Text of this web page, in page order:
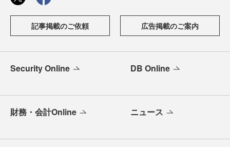
記事掲載のご依頼 広告掲載のご案内
Security Online DB Online
財務・会計Online ニュース